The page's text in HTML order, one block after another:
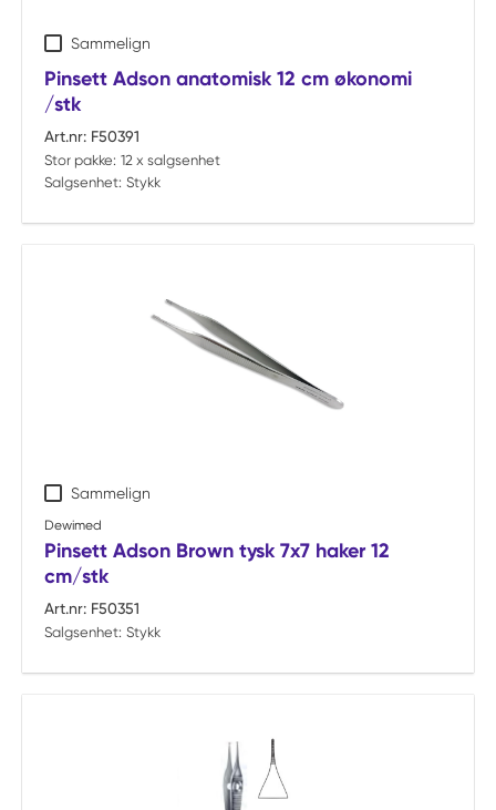
Sammelign
Pinsett Adson anatomisk 12 cm økonomi
/stk
Art.nr: F50391
Stor pakke: 12 x salgsenhet
Salgsenhet: Stykk
Sammelign
Dewimed
Pinsett Adson Brown tysk 7x7 haker 12
cm/stk
Art.nr: F50351
Salgsenhet: Stykk